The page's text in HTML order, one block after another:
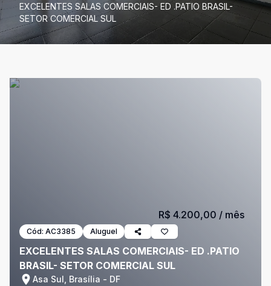
EXCELENTES SALAS COMERCIAIS- ED .PATIO BRASIL-
SETOR COMERCIAL SUL
Cód: AC3385 Aluguel
EXCELENTES SALAS COMERCIAIS- ED .PATIO
BRASIL- SETOR COMERCIAL SUL
Asa Sul, Brasília - DF
R$ 4.200,00 / mês